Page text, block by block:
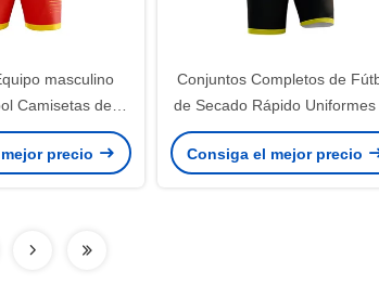
masculino
Camisetas de
por
precio
Conjuntos Completos de
de Secado Rápido Uniformes
Fútbol Sublimados
Tops ODM
Consiga el mejor precio